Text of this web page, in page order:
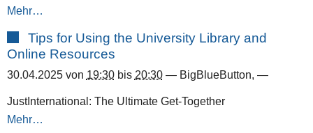
Mehr…
Tips for Using the University Library and
Online Resources
30.04.2025von 19:30bis 20:30 — BigBlueButton, —
JustInternational: The Ultimate Get-Together
Mehr…